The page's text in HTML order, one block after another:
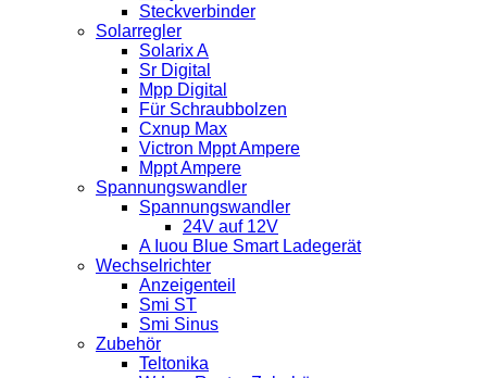
Steckverbinder
Solarregler
Solarix A
Sr Digital
Mpp Digital
Für Schraubbolzen
Cxnup Max
Victron Mppt Ampere
Mppt Ampere
Spannungswandler
Spannungswandler
24V auf 12V
A Iuou Blue Smart Ladegerät
Wechselrichter
Anzeigenteil
Smi ST
Smi Sinus
Zubehör
Teltonika